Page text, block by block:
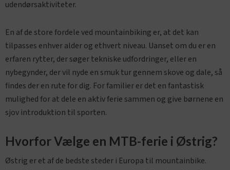
udendørsaktiviteter.
En af de store fordele ved mountainbiking er, at det kan
tilpasses enhver alder og ethvert niveau. Uanset om du er en
erfaren rytter, der søger tekniske udfordringer, eller en
nybegynder, der vil nyde en smuk tur gennem skove og dale, så
findes der en rute for dig. For familier er det en fantastisk
mulighed for at dele en aktiv ferie sammen og give børnene en
sjov introduktion til sporten.
Hvorfor Vælge en MTB-ferie i Østrig?
Østrig er et af de bedste steder i Europa til mountainbike.